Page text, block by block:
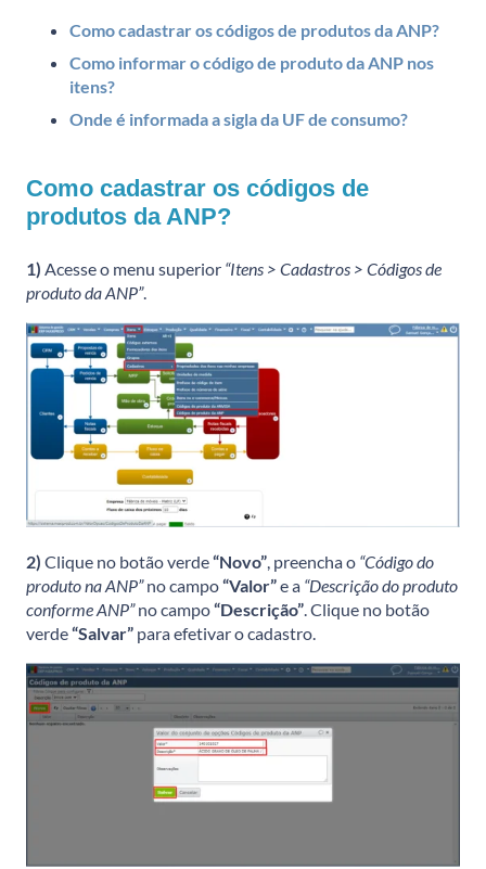
Como cadastrar os códigos de produtos da ANP?
Como informar o código de produto da ANP nos
itens?
Onde é informada a sigla da UF de consumo?
Como cadastrar os códigos de
produtos da ANP?
1) Acesse o menu superior “Itens > Cadastros > Códigos de
produto da ANP”.
2) Clique no botão verde“Novo”, preencha o “Código do
produto na ANP”no campo“Valor”e a “Descrição do produto
conforme ANP”no campo“Descrição”. Clique no botão
verde“Salvar” para efetivar o cadastro.